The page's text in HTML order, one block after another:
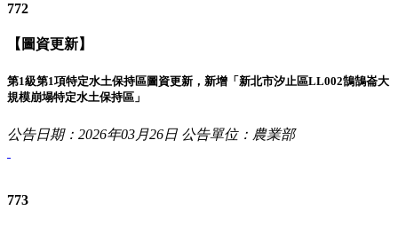
772
【圖資更新】
第1級第1項特定水土保持區圖資更新，新增「新北市汐止區LL002鵠鵠崙大
規模崩塌特定水土保持區」
公告日期：2026年03月26日 公告單位：農業部
773